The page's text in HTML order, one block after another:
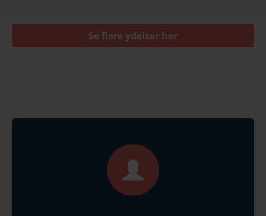
Se flere ydelser her